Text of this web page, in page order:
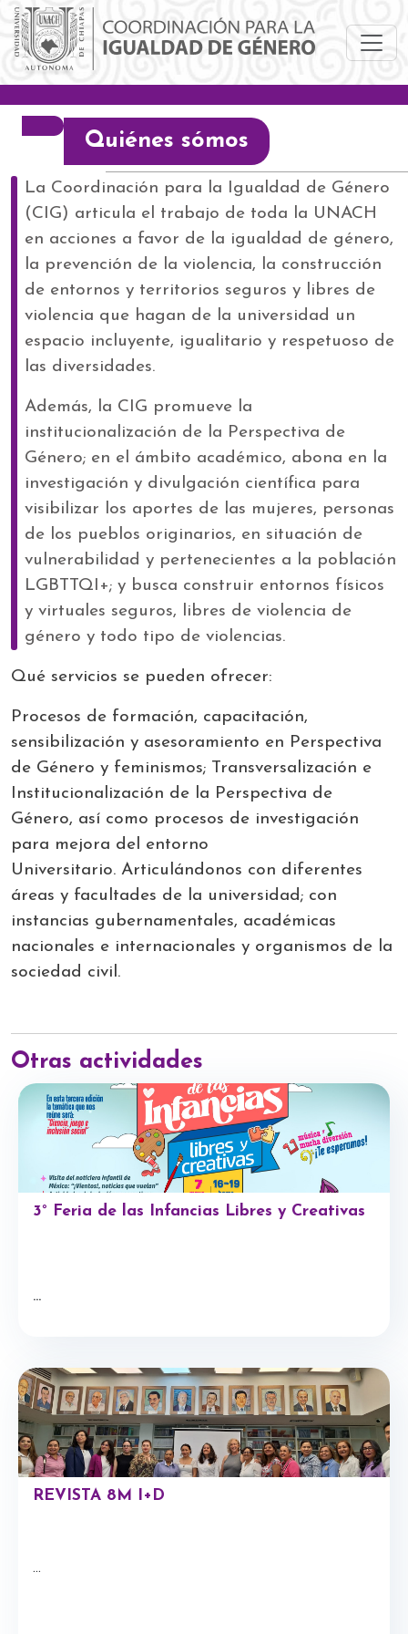
Pasar al contenido principal
Quiénes sómos
La Coordinación para la Igualdad de Género
(CIG) articula el trabajo de toda la UNACH
en acciones a favor de la igualdad de género,
la prevención de la violencia, la construcción
de entornos y territorios seguros y libres de
violencia que hagan de la universidad un
espacio incluyente, igualitario y respetuoso de
las diversidades.
Además, la CIG promueve la
institucionalización de la Perspectiva de
Género; en el ámbito académico, abona en la
investigación y divulgación científica para
visibilizar los aportes de las mujeres, personas
de los pueblos originarios, en situación de
vulnerabilidad y pertenecientes a la población
LGBTTQI+; y busca construir entornos físicos
y virtuales seguros, libres de violencia de
género y todo tipo de violencias.
Qué servicios se pueden ofrecer:
Procesos de formación, capacitación,
sensibilización y asesoramiento en Perspectiva
de Género y feminismos; Transversalización e
Institucionalización de la Perspectiva de
Género, así como procesos de investigación
para mejora del entorno
Universitario. Articulándonos con diferentes
áreas y facultades de la universidad; con
instancias gubernamentales, académicas
nacionales e internacionales y organismos de la
sociedad civil.
Otras actividades
3° Feria de las Infancias Libres y Creativas
...
REVISTA 8M I+D